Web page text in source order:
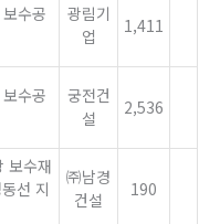
수공
광림기
업
1,411
수공
궁전건
설
2,536
보수재
선 지
㈜남경
건설
190